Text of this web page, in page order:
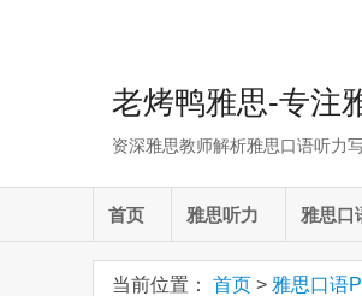
老烤鸭雅思-专注
资深雅思教师解析雅思口语听力
首页 雅思听力 雅思口
当前位置： 首页 > 雅思口语